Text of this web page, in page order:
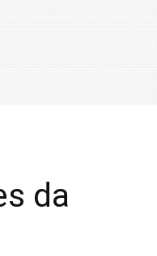
da